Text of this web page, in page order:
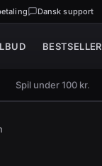
Dansk support
Spil under 100 kr.